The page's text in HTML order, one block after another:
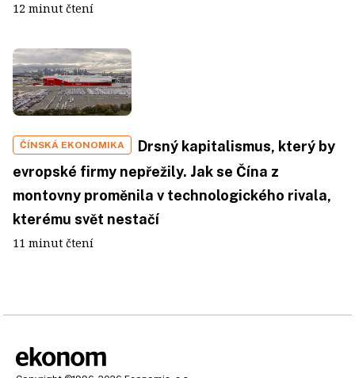
12 minut čtení
ČÍNSKÁ EKONOMIKA
Drsný kapitalismus, který by
evropské firmy nepřežily. Jak se Čína z
montovny proměnila v technologického rivala,
kterému svět nestačí
11 minut čtení